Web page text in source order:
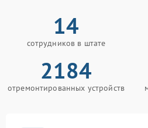
14
сотрудников в штате
2184
отремонтированных устройств